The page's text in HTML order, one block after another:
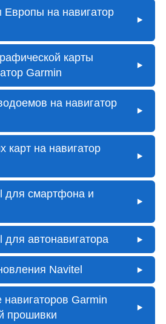
Европы на навигатор
карты
Garmin
на навигатор
карт на навигатор
для смартфона и
для автонавигатора
Navitel
Garmin
прошивки